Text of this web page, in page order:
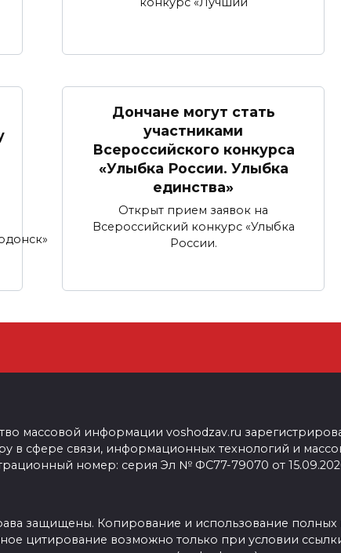
Дончане могут стать
участниками
Всероссийского конкурса
«Улыбка России. Улыбка
единства»
Открыт прием заявок на
Всероссийский конкурс «Улыбка
России.
массовой информации voshodzav.ru
в сфере связи, информационных технологий и
номер: серия Эл № ФС77-79070 от
защищены. Копирование и использование
цитирование возможно только при условии